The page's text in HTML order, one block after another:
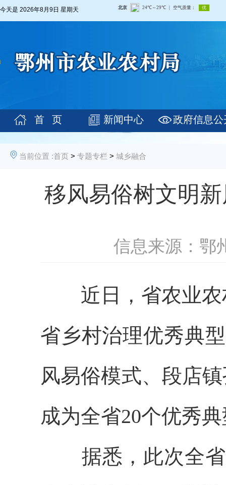
今天是 2026年8月9日 星期天
首 页 新闻中心 政府信息公
当前位置 :首页 > 专题专栏 > 城乡融合
移风易俗树文明
信息来源：鄂
近日，省农业农
省乡村治理优秀典
风易俗模式、段店
成为全省20个优秀
据悉，此次全省